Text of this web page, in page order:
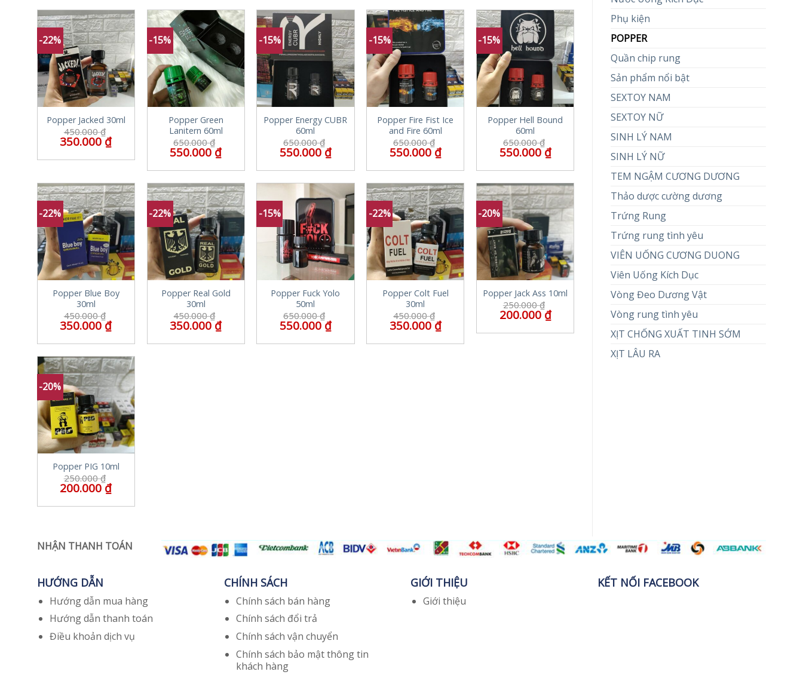
Phụ kiện
POPPER
Quần chip rung
Sản phẩm nổi bật
SEXTOY NAM
SEXTOY NỮ
SINH LÝ NAM
SINH LÝ NỮ
TEM NGẬM CƯƠNG DƯƠNG
Thảo dược cường dương
Trứng Rung
Trứng rung tình yêu
VIÊN UỐNG CƯƠNG DUONG
Viên Uống Kích Dục
Vòng Đeo Dương Vật
Vòng rung tình yêu
XỊT CHỐNG XUẤT TINH SỚM
XỊT LÂU RA
-22%
Popper Jacked 30ml
450.000₫
350.000₫
-15%
Popper Green
Lanitern 60ml
650.000₫
550.000₫
-15%
Popper Energy CUBR
60ml
650.000₫
550.000₫
-15%
Popper Fire Fist Ice
and Fire 60ml
650.000₫
550.000₫
-15%
Popper Hell Bound
60ml
650.000₫
550.000₫
-22%
Popper Blue Boy
30ml
450.000₫
350.000₫
-22%
Popper Real Gold
30ml
450.000₫
350.000₫
-15%
Popper Fuck Yolo
50ml
650.000₫
550.000₫
-22%
Popper Colt Fuel
30ml
450.000₫
350.000₫
-20%
Popper Jack Ass 10ml
250.000₫
200.000₫
-20%
Popper PIG 10ml
250.000₫
200.000₫
NHẬN THANH TOÁN
HƯỚNG DẪN
Hướng dẫn mua hàng
Hướng dẫn thanh toán
Điều khoản dịch vụ
CHÍNH SÁCH
Chính sách bán hàng
Chính sách đổi trả
Chính sách vận chuyển
Chính sách bảo mật thông tin
khách hàng
GIỚI THIỆU
Giới thiệu
KẾT NỐI FACEBOOK